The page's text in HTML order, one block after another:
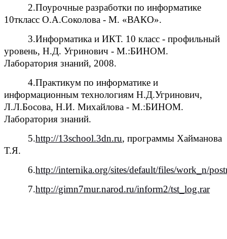
2.Поурочные разработки по информатике
10ткласс О.А.Соколова - М. «ВАКО».
3.Информатика и ИКТ. 10 класс - профильный
уровень, Н.Д. Угринович - М.:БИНОМ.
Лаборатория знаний, 2008.
4.Практикум по информатике и
информационным технологиям Н.Д.Угринович,
Л.Л.Босова, Н.И. Михайлова - М.:БИНОМ.
Лаборатория знаний.
5.http://13school.3dn.ru, программы Хайманова
Т.Я.
6.http://internika.org/sites/default/files/work_n/
7.http://gimn7mur.narod.ru/inform2/tst_log.rar